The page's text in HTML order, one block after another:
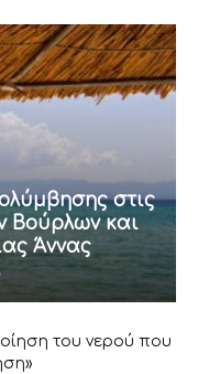
στις
Βούρλων και
Άννας
του νερού που